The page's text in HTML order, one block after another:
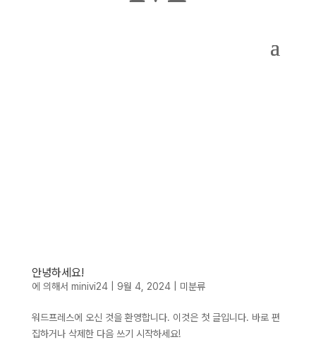
안녕하세요!
에 의해서 minivi24| 9월 4, 2024| 미분류
워드프레스에 오신 것을 환영합니다. 이것은 첫 글입니다. 바로 편
집하거나 삭제한 다음 쓰기 시작하세요!